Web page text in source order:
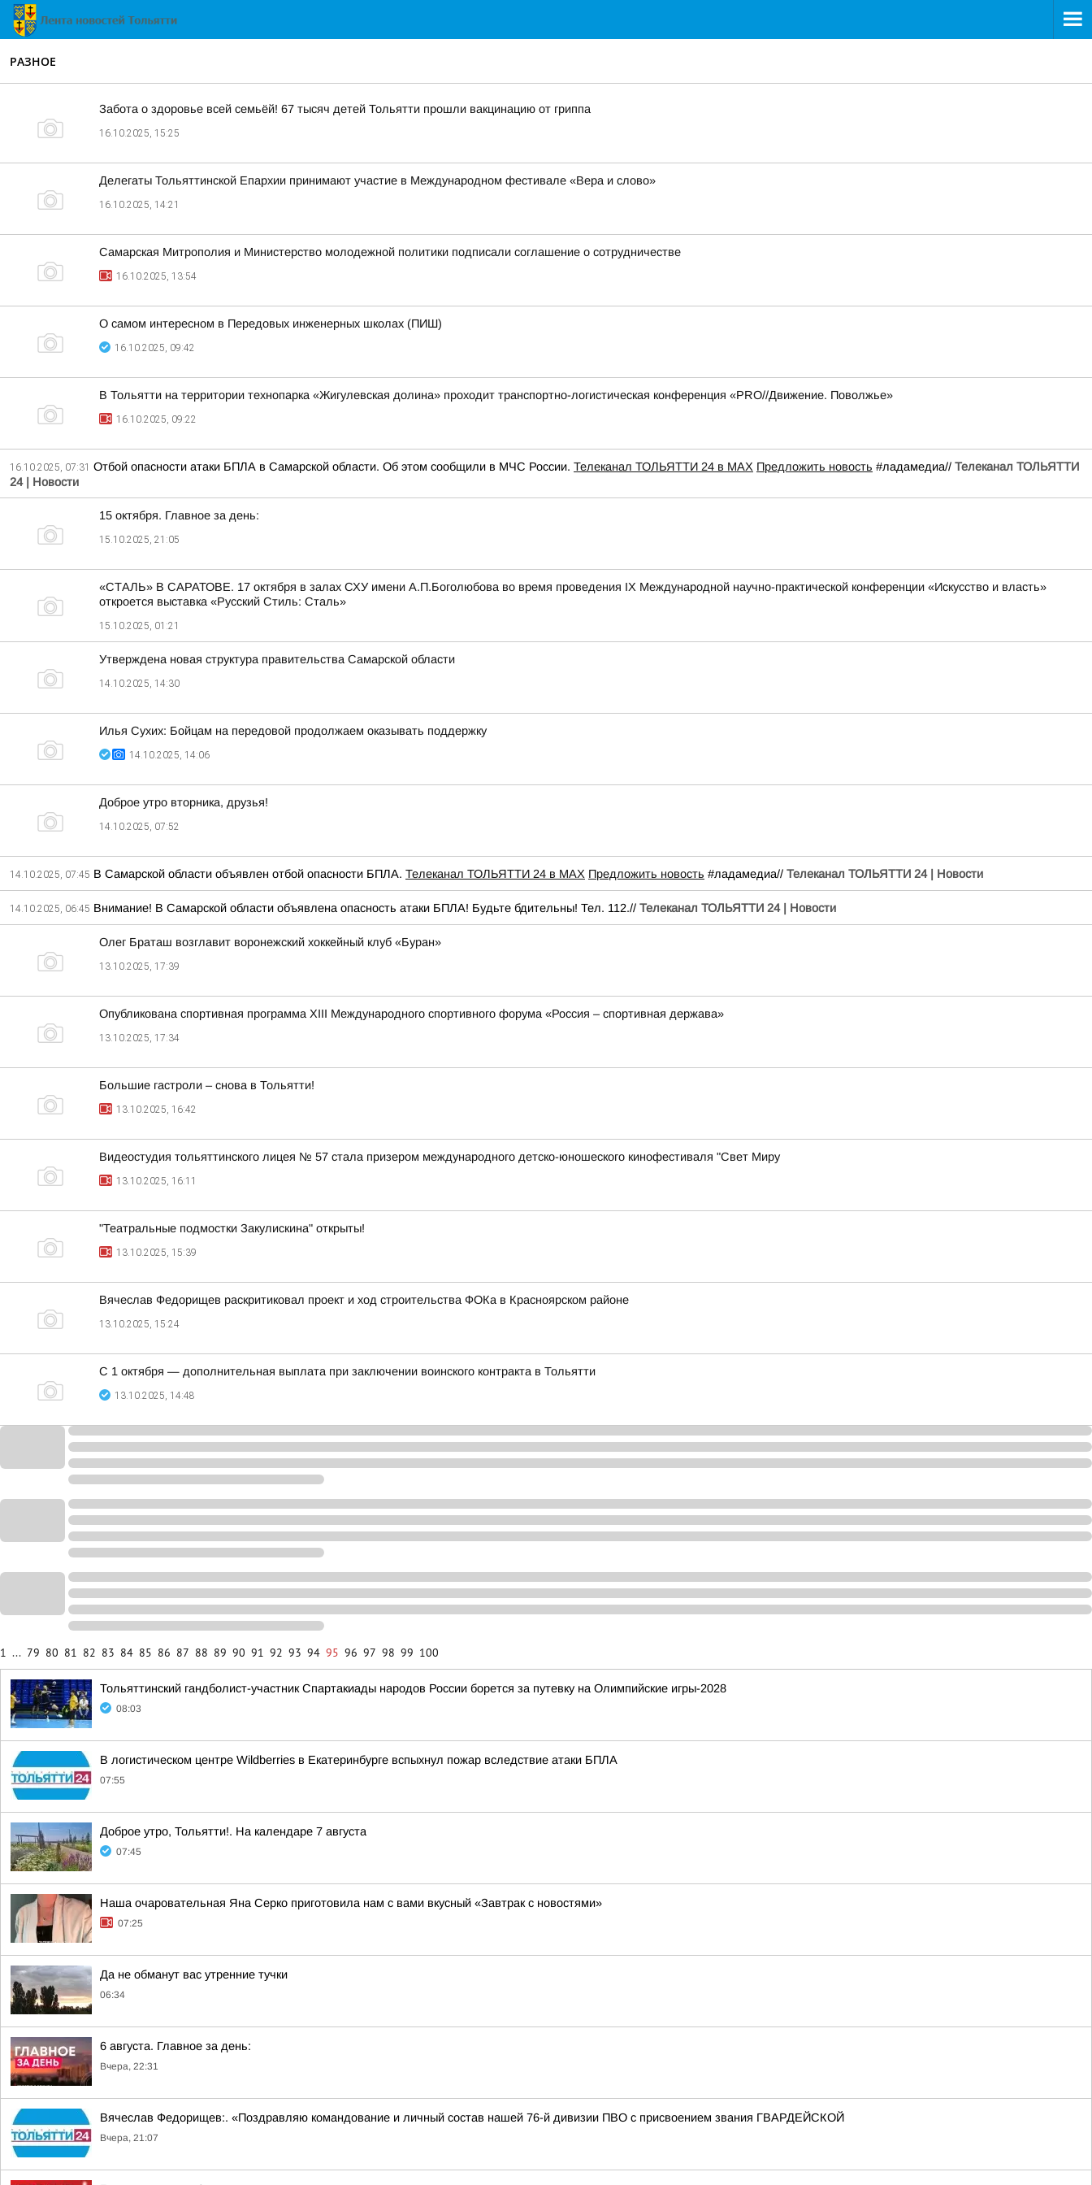
РАЗНОЕ
Забота о здоровье всей семьёй! 67 тысяч детей Тольятти прошли вакцинацию от гриппа
16.10.2025, 15:25
Делегаты Тольяттинской Епархии принимают участие в Международном фестивале «Вера и слово»
16.10.2025, 14:21
Самарская Митрополия и Министерство молодежной политики подписали соглашение о сотрудничестве
16.10.2025, 13:54
О самом интересном в Передовых инженерных школах (ПИШ)
16.10.2025, 09:42
В Тольятти на территории технопарка «Жигулевская долина» проходит транспортно-логистическая конференция «PRO//Движение. Поволжье»
16.10.2025, 09:22
16.10.2025, 07:31 Отбой опасности атаки БПЛА в Самарской области. Об этом сообщили в МЧС России. Телеканал ТОЛЬЯТТИ 24 в MAX Предложить новость #ладамедиа// Телеканал ТОЛЬЯТТИ
24 | Новости
15 октября. Главное за день:
15.10.2025, 21:05
«СТАЛЬ» В САРАТОВЕ. 17 октября в залах СХУ имени А.П.Боголюбова во время проведения IХ Международной научно-практической конференции «Искусство и власть»
откроется выставка «Русский Стиль: Сталь»
15.10.2025, 01:21
Утверждена новая структура правительства Самарской области
14.10.2025, 14:30
Илья Сухих: Бойцам на передовой продолжаем оказывать поддержку
14.10.2025, 14:06
Доброе утро вторника, друзья!
14.10.2025, 07:52
14.10.2025, 07:45 В Самарской области объявлен отбой опасности БПЛА. Телеканал ТОЛЬЯТТИ 24 в MAX Предложить новость #ладамедиа// Телеканал ТОЛЬЯТТИ 24 | Новости
14.10.2025, 06:45 Внимание! В Самарской области объявлена опасность атаки БПЛА! Будьте бдительны! Тел. 112.// Телеканал ТОЛЬЯТТИ 24 | Новости
Олег Браташ возглавит воронежский хоккейный клуб «Буран»
13.10.2025, 17:39
Опубликована спортивная программа XIII Международного спортивного форума «Россия – спортивная держава»
13.10.2025, 17:34
Большие гастроли – снова в Тольятти!
13.10.2025, 16:42
Видеостудия тольяттинского лицея № 57 стала призером международного детско-юношеского кинофестиваля "Свет Миру
13.10.2025, 16:11
"Театральные подмостки Закулискина" открыты!
13.10.2025, 15:39
Вячеслав Федорищев раскритиковал проект и ход строительства ФОКа в Красноярском районе
13.10.2025, 15:24
С 1 октября — дополнительная выплата при заключении воинского контракта в Тольятти
13.10.2025, 14:48
1 ... 79 80 81 82 83 84 85 86 87 88 89 90 91 92 93 94 95 96 97 98 99 100
Тольяттинский гандболист-участник Спартакиады народов России борется за путевку на Олимпийские игры-2028
08:03
В логистическом центре Wildberries в Екатеринбурге вспыхнул пожар вследствие атаки БПЛА
07:55
Доброе утро, Тольятти!. На календаре 7 августа
07:45
Наша очаровательная Яна Серко приготовила нам с вами вкусный «Завтрак с новостями»
07:25
Да не обманут вас утренние тучки
06:34
6 августа. Главное за день:
Вчера, 22:31
Вячеслав Федорищев:. «Поздравляю командование и личный состав нашей 76-й дивизии ПВО с присвоением звания ГВАРДЕЙСКОЙ
Вчера, 21:07